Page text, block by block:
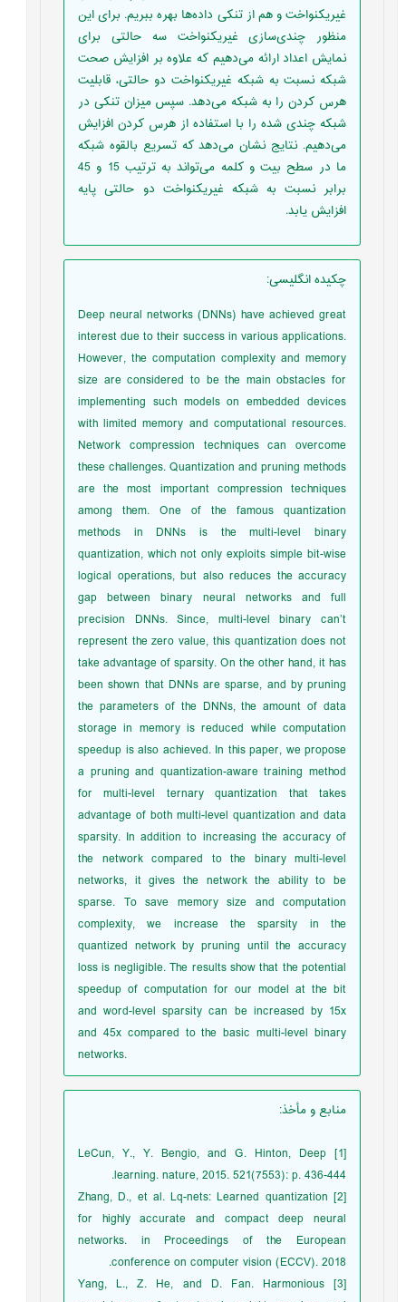
غیریکنواخت و هم از تنکی داده‌ها بهره ببریم. برای این
منظور چندی‌سازی غیریکنواخت سه حالتی برای
نمایش اعداد ارائه می‌دهیم که علاوه بر افزایش صحت
شبکه نسبت به شبکه غیریکنواخت دو حالتی، قابلیت
هرس کردن را به شبکه می‌دهد. سپس میزان تنکی در
شبکه چندی شده را با استفاده از هرس کردن افزایش
می‌دهیم. نتایج نشان می‌دهد که تسریع بالقوه شبکه
ما در سطح بیت و کلمه می‌تواند به ترتیب 15 و 45
برابر نسبت به شبکه غیریکنواخت دو حالتی پایه
افزایش یابد.
چکیده انگلیسی:
Deep neural networks (DNNs) have achieved great
interest due to their success in various applications.
However, the computation complexity and memory
size are considered to be the main obstacles for
implementing such models on embedded devices
with limited memory and computational resources.
Network compression techniques can overcome
these challenges. Quantization and pruning methods
are the most important compression techniques
among them. One of the famous quantization
methods in DNNs is the multi-level binary
quantization, which not only exploits simple bit-wise
logical operations, but also reduces the accuracy
gap between binary neural networks and full
precision DNNs. Since, multi-level binary can’t
represent the zero value, this quantization does not
take advantage of sparsity. On the other hand, it has
been shown that DNNs are sparse, and by pruning
the parameters of the DNNs, the amount of data
storage in memory is reduced while computation
speedup is also achieved. In this paper, we propose
a pruning and quantization-aware training method
for multi-level ternary quantization that takes
advantage of both multi-level quantization and data
sparsity. In addition to increasing the accuracy of
the network compared to the binary multi-level
networks, it gives the network the ability to be
sparse. To save memory size and computation
complexity, we increase the sparsity in the
quantized network by pruning until the accuracy
loss is negligible. The results show that the potential
speedup of computation for our model at the bit
and word-level sparsity can be increased by 15x
and 45x compared to the basic multi-level binary
networks.
منابع و مأخذ:
[1] LeCun, Y., Y. Bengio, and G. Hinton, Deep
learning. nature, 2015. 521(7553): p. 436-444.
[2] Zhang, D., et al. Lq-nets: Learned quantization
for highly accurate and compact deep neural
networks. in Proceedings of the European
conference on computer vision (ECCV). 2018.
[3] Yang, L., Z. He, and D. Fan. Harmonious